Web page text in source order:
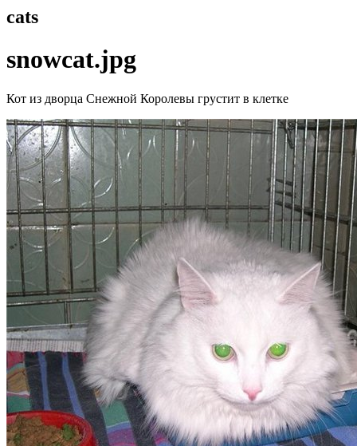
cats
snowcat.jpg
Кот из дворца Снежной Королевы грустит в клетке